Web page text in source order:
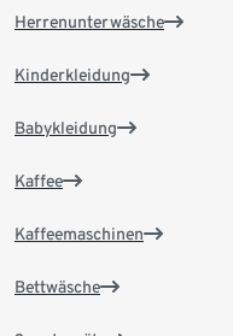
Herrenunterwäsche
Kinderkleidung
Babykleidung
Kaffee
Kaffeemaschinen
Bettwäsche